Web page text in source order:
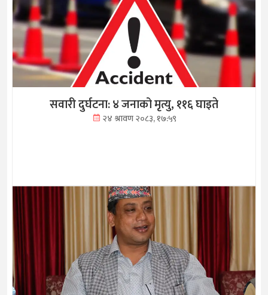
सवारी दुर्घटना: ४ जनाको मृत्यु, ११६ घाइते
२४ श्रावण २०८३, १७:५९